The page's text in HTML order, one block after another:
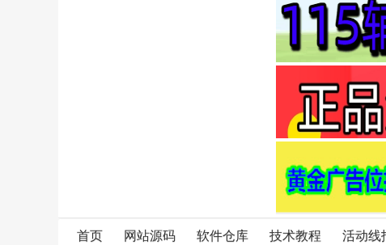
首页 网站源码 软件仓库 技术教程 活动线